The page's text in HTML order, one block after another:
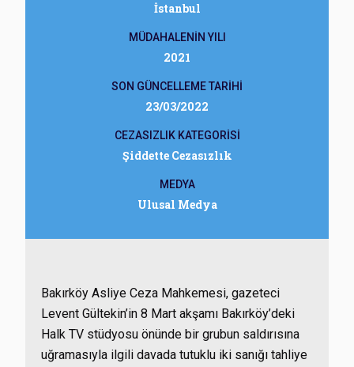
İstanbul
MÜDAHALENİN YILI
2021
SON GÜNCELLEME TARİHİ
23/03/2022
CEZASIZLIK KATEGORİSİ
Şiddette Cezasızlık
MEDYA
Ulusal Medya
Bakırköy Asliye Ceza Mahkemesi, gazeteci
Levent Gültekin’in 8 Mart akşamı Bakırköy’deki
Halk TV stüdyosu önünde bir grubun saldırısına
uğramasıyla ilgili davada tutuklu iki sanığı tahliye